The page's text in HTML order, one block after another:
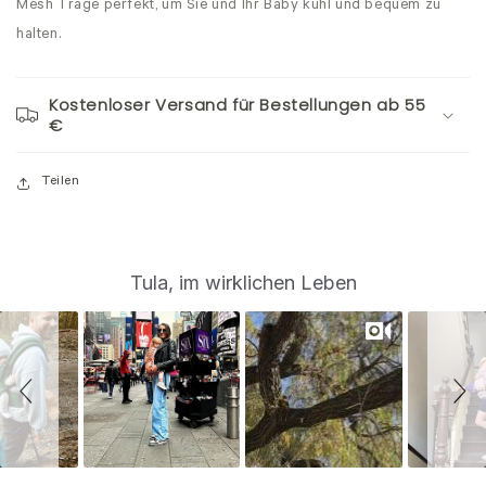
Mesh Trage perfekt, um Sie und Ihr Baby kühl und bequem zu
halten.
Kostenloser Versand für Bestellungen ab 55
€
Teilen
d
e
s
h
o
w
Tula, im wirklichen Leben